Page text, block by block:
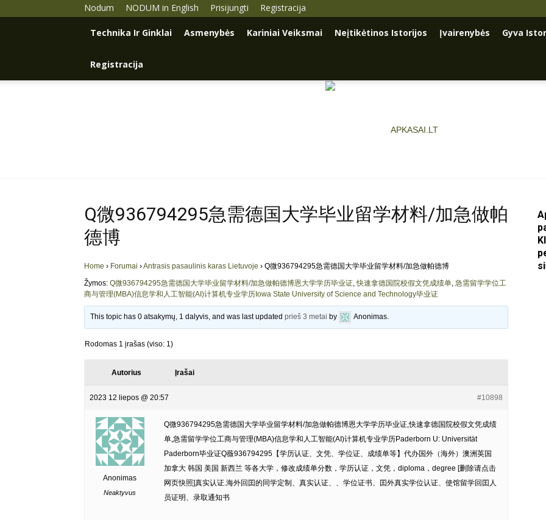
Nodum NODUM in English Prisijungti Registracija
Technika Ir Ginklai Asmenybės Kariniai Veiksmai Neįtikėtinos Istorijos Įvairenybės Gyva
Registracija
Q微936794295急需德国大学毕业留学材料/加急做帕
德博
Home › Forumai ›Antrasis pasaulinis karas Lietuvoje › Q微936794295急需德国大学毕业留学材料/加急做帕德博
Žymos: Q微936794295急需德国大学毕业留学材料/加急做帕德博恩大学学历毕业证,快速拿德国院校假文凭成绩单, 急需留学学位工
商与管理(MBA)信息学和人工智能(AI)计算机专业学历Iowa State University of Science and Technology毕业证
This topic has 0 atsakymų, 1 dalyvis, and was last updatedprieš 3 metai by Anonimas.
Rodomas 1 įrašas (viso: 1)
Autorius Įrašai
2023 12 liepos @ 20:57 #10898
Anonimas
Neaktyvus
Q微936794295急需德国大学毕业留学材料/加急做帕德博恩大学学历毕业证,快速拿德国院校假文凭成绩
单,急需留学学位工商与管理(MBA)信息学和人工智能(AI)计算机专业学历Paderborn U: Universität
Paderborn毕业证Q薇936794295【学历认证、文凭、学位证、成绩单等】代办国外（海外）澳洲英国
加拿大 韩国 美国 新西兰 等各大学，修改成绩单分数，学历认证，文凭，diploma，degree [删除请点击
网页快照]真实认证.海外回囯的同学定制、真实认证、、学位证书、囯外真实学位认证、使馆留学回囯人
员证明、录取通知书